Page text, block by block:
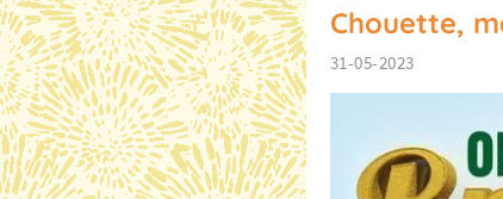
Chouette,
31-05-2023